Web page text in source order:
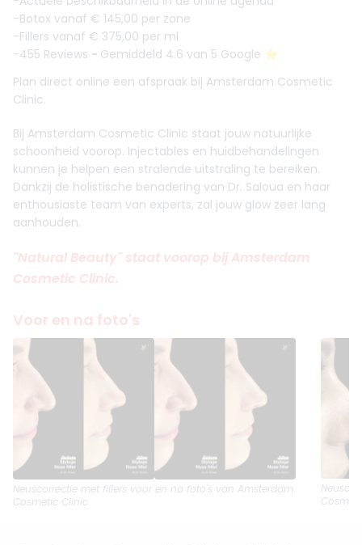
-Botox vanaf € 145,00 per zone
-Fillers vanaf € 375,00 per ml
-455 Reviews - Gemiddeld 4.6 van 5 Google ⭐️
Plan direct online een afspraak bij Amsterdam Cosmetic
Clinic.
Bij Amsterdam Cosmetic Clinic staat jouw natuurlijke
schoonheid voorop. Injectables en huidbehandelingen
kunnen je helpen een stralende uitstraling te bereiken.
Dankzij de holistische benadering van Dr. Saloua en haar
enthousiaste team van experts, zal jouw glow zeer lang
aanhouden.
"Natural Beauty" staat voorop bij Amsterdam
Cosmetic Clinic.
Voor en na foto's
Neuscorrectie met fillers voor en na foto's van Amsterdam
Cosmetic Clinic